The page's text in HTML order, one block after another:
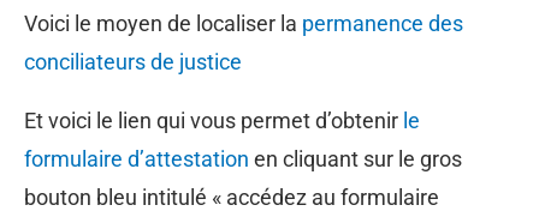
Voici le moyen de localiser la permanence des
conciliateurs de justice
Et voici le lien qui vous permet d’obtenir le
formulaire d’attestation en cliquant sur le gros
bouton bleu intitulé « accédez au formulaire